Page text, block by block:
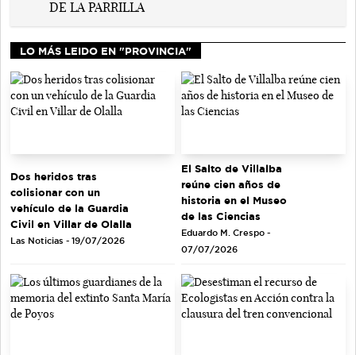
LO MÁS LEIDO EN "PROVINCIA"
Dos heridos tras
colisionar con un
vehículo de la Guardia
Civil en Villar de Olalla
Las Noticias - 19/07/2026
El Salto de Villalba
reúne cien años de
historia en el Museo
de las Ciencias
Eduardo M. Crespo -
07/07/2026